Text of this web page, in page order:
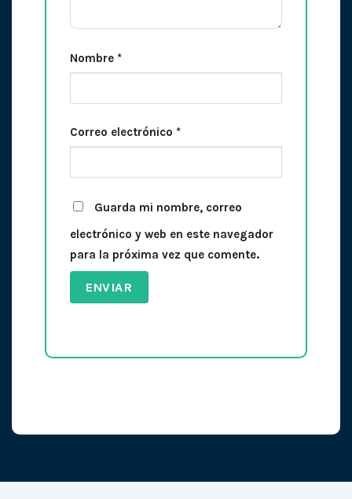
Nombre *
Correo electrónico *
Guarda mi nombre, correo
electrónico y web en este navegador
para la próxima vez que comente.